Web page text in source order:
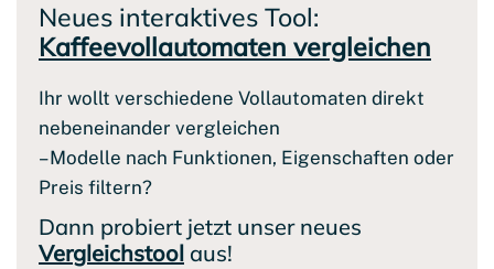
Neues interaktives Tool:
Kaffeevollautomaten vergleichen
Ihr wollt verschiedene Vollautomaten direkt
nebeneinander vergleichen
– Modelle nach Funktionen, Eigenschaften oder
Preis filtern?
Dann probiert jetzt unser neues
Vergleichstool aus!